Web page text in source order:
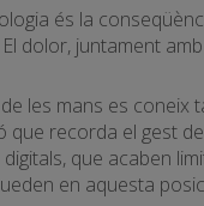
és la
dolor, juntament
les mans es coneix
recorda el gest
que acaben
en aquesta